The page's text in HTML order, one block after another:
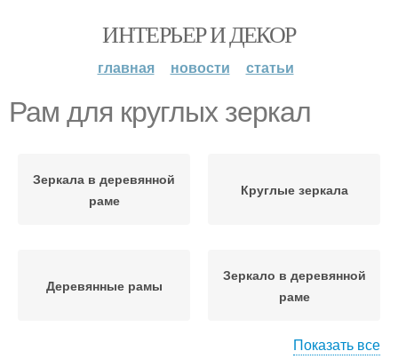
ИНТЕРЬЕР И ДЕКОР
главная новости статьи
Рам для круглых зеркал
Зеркала в деревянной
раме
Круглые зеркала
Деревянные рамы
Зеркало в деревянной
раме
Показать все